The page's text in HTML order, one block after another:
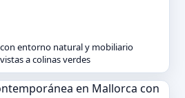
entorno natural y mobiliario
a colinas verdes